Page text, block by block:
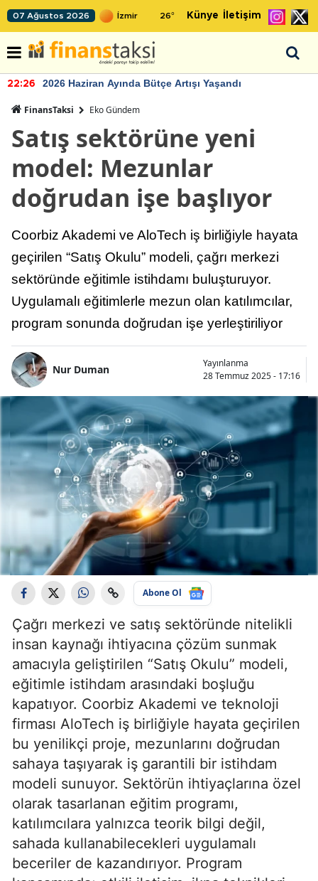
07 Ağustos 2026 26° Künye İletişim
22:26 2026 Haziran Ayında Bütçe Artışı Yaşandı
FinansTaksi Eko Gündem
Satış sektörüne yeni
model: Mezunlar
doğrudan işe başlıyor
Coorbiz Akademi ve AloTech iş birliğiyle hayata
geçirilen “Satış Okulu” modeli, çağrı merkezi
sektöründe eğitimle istihdamı buluşturuyor.
Uygulamalı eğitimlerle mezun olan katılımcılar,
program sonunda doğrudan işe yerleştiriliyor
Nur Duman
Yayınlanma
28 Temmuz 2025 - 17:16
Abone Ol
Çağrı merkezi ve satış sektöründe nitelikli
insan kaynağı ihtiyacına çözüm sunmak
amacıyla geliştirilen “Satış Okulu” modeli,
eğitimle istihdam arasındaki boşluğu
kapatıyor. Coorbiz Akademi ve teknoloji
firması AloTech iş birliğiyle hayata geçirilen
bu yenilikçi proje, mezunlarını doğrudan
sahaya taşıyarak iş garantili bir istihdam
modeli sunuyor. Sektörün ihtiyaçlarına özel
olarak tasarlanan eğitim programı,
katılımcılara yalnızca teorik bilgi değil,
sahada kullanabilecekleri uygulamalı
beceriler de kazandırıyor. Program